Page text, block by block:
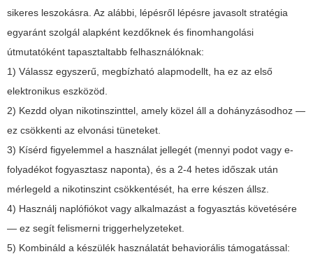
sikeres leszokásra. Az alábbi, lépésről lépésre javasolt stratégia
egyaránt szolgál alapként kezdőknek és finomhangolási
útmutatóként tapasztaltabb felhasználóknak:
1) Válassz egyszerű, megbízható alapmodellt, ha ez az első
elektronikus eszközöd.
2) Kezdd olyan nikotinszinttel, amely közel áll a dohányzásodhoz —
ez csökkenti az elvonási tüneteket.
3) Kísérd figyelemmel a használat jellegét (mennyi podot vagy e-
folyadékot fogyasztasz naponta), és a 2-4 hetes időszak után
mérlegeld a nikotinszint csökkentését, ha erre készen állsz.
4) Használj naplófiókot vagy alkalmazást a fogyasztás követésére
— ez segít felismerni triggerhelyzeteket.
5) Kombináld a készülék használatát behaviorális támogatással: